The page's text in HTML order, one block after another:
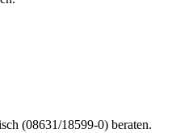
(08631/18599-0) beraten.